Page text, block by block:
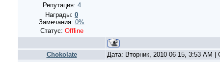
Репутация: 4
Награды: 0
Замечания: 0%
Статус: Offline
Chokolate Дата: Вторник, 2010-06-15, 3:53 AM